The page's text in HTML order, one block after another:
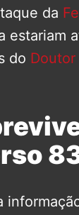
da
estariam
do